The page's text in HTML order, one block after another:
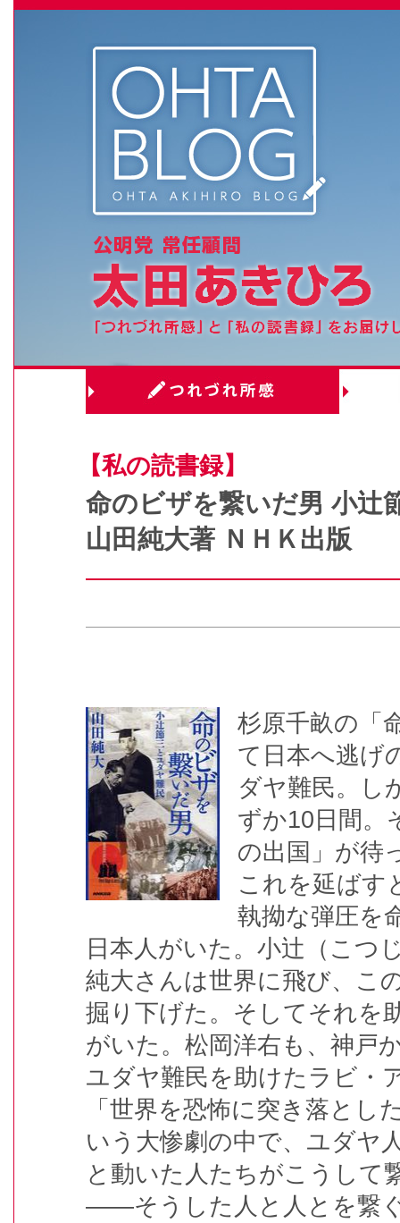
【私の読書録】
命のビザを繋いだ男 小辻
山田純大著 ＮＨＫ出版
杉原千畝の「
て日本へ逃げ
ダヤ難民。し
ずか10日間。
の出国」が待
これを延ばす
執拗な弾圧を
日本人がいた。小辻（こつ
純大さんは世界に飛び、こ
掘り下げた。そしてそれを
がいた。松岡洋右も、神戸
ユダヤ難民を助けたラビ・
「世界を恐怖に突き落とし
いう大惨劇の中で、ユダヤ
と動いた人たちがこうして
――そうした人と人とを繋